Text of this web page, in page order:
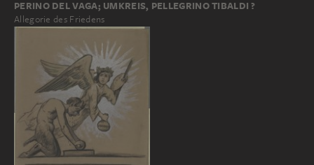
PERINO DEL VAGA; UMKREIS, PELLEGRINO TIBALDI ?
Allegorie des Friedens